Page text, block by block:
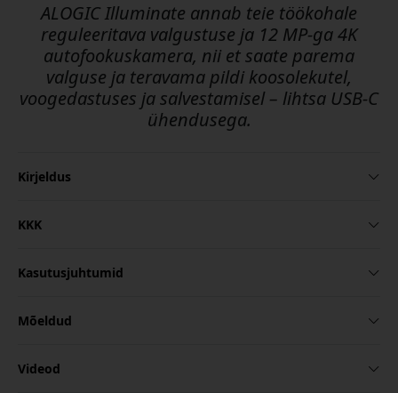
ALOGIC Illuminate annab teie töökohale
reguleeritava valgustuse ja 12 MP-ga 4K
autofookuskamera, nii et saate parema
valguse ja teravama pildi koosolekutel,
voogedastuses ja salvestamisel – lihtsa USB-C
ühendusega.
Kirjeldus
KKK
Kasutusjuhtumid
Mõeldud
Videod